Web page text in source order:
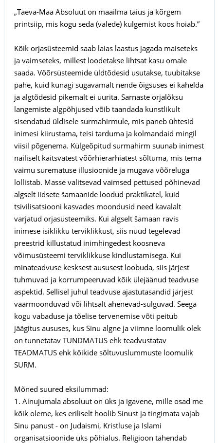
„Taeva-Maa Absoluut on maailma täius ja kõrgem
printsiip, mis kogu seda (valede) kulgemist koos hoiab.”
Kõik orjasüsteemid saab laias laastus jagada maiseteks
ja vaimseteks, millest loodetakse lihtsat kasu omale
saada. Võõrsüsteemide üldtõdesid usutakse, tuubitakse
pähe, kuid kunagi sügavamalt nende õigsuses ei kahelda
ja algtõdesid pikemalt ei uurita. Sarnaste orjalõksu
langemiste algpõhjused võib taandada kunstlikult
sisendatud üldisele surmahirmule, mis paneb ühtesid
inimesi kiirustama, teisi tarduma ja kolmandaid mingil
viisil põgenema. Külgeõpitud surmahirm suunab inimest
näiliselt kaitsvatest võõrhierarhiatest sõltuma, mis tema
vaimu surematuse illusioonide ja mugava võõreluga
lollistab. Masse valitsevad vaimsed pettused põhinevad
algselt iidsete šamaanide loodud praktikatel, kuid
tsivilisatsiooni kasvades moondusid need kavalalt
varjatud orjasüsteemiks. Kui algselt šamaan ravis
inimese isiklikku terviklikkust, siis nüüd tegelevad
preestrid killustatud inimhingedest koosneva
võimusüsteemi terviklikkuse kindlustamisega. Kui
minateadvuse kesksest aususest loobuda, siis järjest
tuhmuvad ja korrumpeeruvad kõik ülejäänud teadvuse
aspektid. Sellisel juhul teadvuse ajastutasandid järjest
väärmoonduvad või lihtsalt ahenevad-sulguvad. Seega
kogu vabaduse ja tõelise tervenemise võti peitub
jäägitus aususes, kus Sinu algne ja viimne loomulik olek
on tunnetatav TUNDMATUS ehk teadvustatav
TEADMATUS ehk kõikide sõltuvuslummuste loomulik
SURM.
Mõned suured eksilummad:
1. Ainujumala absoluut on üks ja igavene, mille osad me
kõik oleme, kes eriliselt hoolib Sinust ja tingimata vajab
Sinu panust - on Judaismi, Kristluse ja Islami
organisatsioonide üks põhialus. Religioon tähendab